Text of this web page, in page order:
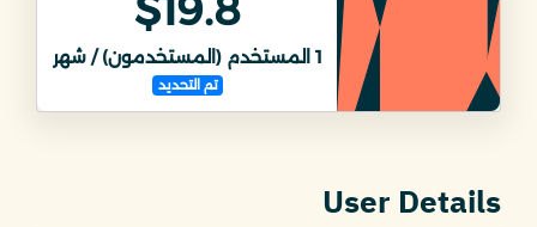
1 المستخدم (المستخدمون) / شهر
تم التحديد
User Details